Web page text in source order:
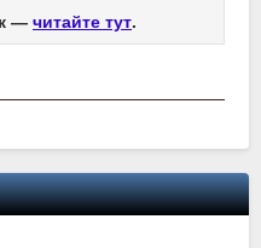
— читайте тут.